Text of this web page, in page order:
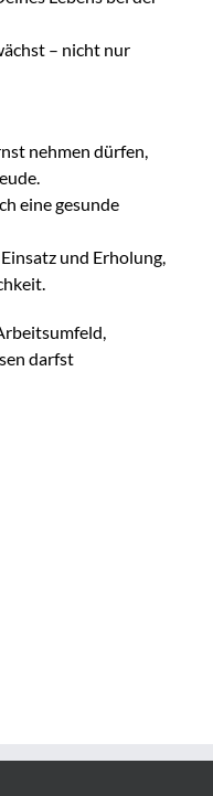
– nicht nur
nehmen dürfen,
eine gesunde
und Erholung,
darfst